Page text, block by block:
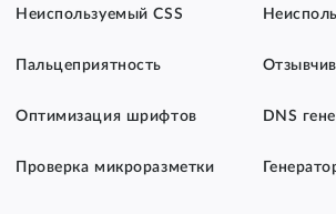
Неиспользуемый CSS
Пальцеприятность
Оптимизация шрифтов DNS
Проверка микроразметки